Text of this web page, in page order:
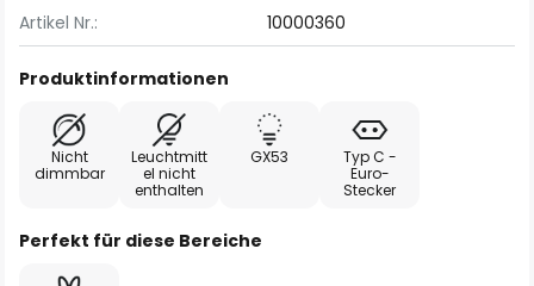
Artikel Nr.: 10000360
Produktinformationen
Nicht
dimmbar
Leuchtmitt
el nicht
enthalten
GX53
Typ C -
Euro-
Stecker
Perfekt für diese Bereiche